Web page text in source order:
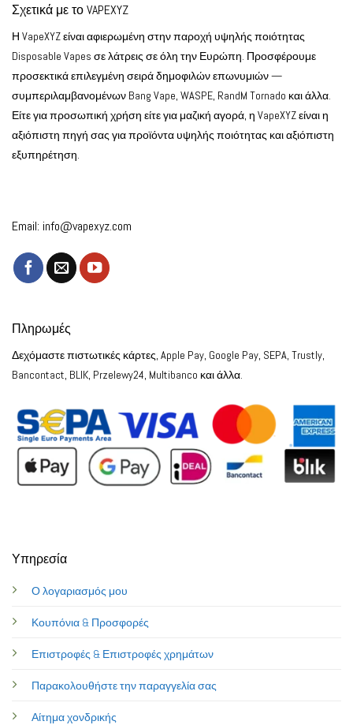
Σχετικά με το VAPEXYZ
Η VapeXYZ είναι αφιερωμένη στην παροχή υψηλής ποιότητας
Disposable Vapes σε λάτρεις σε όλη την Ευρώπη. Προσφέρουμε
προσεκτικά επιλεγμένη σειρά δημοφιλών επωνυμιών —
συμπεριλαμβανομένων Bang Vape, WASPE, RandM Tornado και άλλα.
Είτε για προσωπική χρήση είτε για μαζική αγορά, η VapeXYZ είναι η
αξιόπιστη πηγή σας για προϊόντα υψηλής ποιότητας και αξιόπιστη
εξυπηρέτηση.
Email: info@vapexyz.com
Υπηρεσία
Ο λογαριασμός μου
Κουπόνια & Προσφορές
Επιστροφές & Επιστροφές χρημάτων
Παρακολουθήστε την παραγγελία σας
Αίτημα χονδρικής
Πληρωμές
Δεχόμαστε πιστωτικές κάρτες, Apple Pay, Google Pay, SEPA, Trustly,
Bancontact, BLIK, Przelewy24, Multibanco και άλλα.